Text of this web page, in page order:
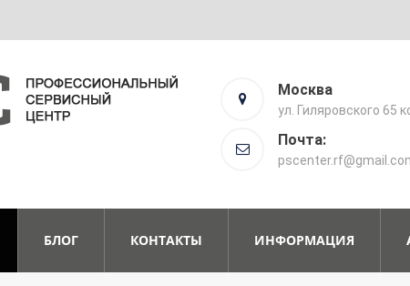
Москва
ул. Гиляровского 65
Почта:
БЛОГ КОНТАКТЫ ИНФОРМАЦИЯ